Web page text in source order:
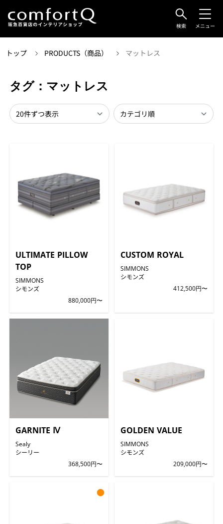
検索 メニュー
トップ PRODUCTS（商品） マットレス
タグ：マットレス
ULTIMATE PILLOW
TOP
SIMMONS
シモンズ
880,000円〜
CUSTOM ROYAL
SIMMONS
シモンズ
412,500円〜
GARNITE Ⅳ
Sealy
シーリー
368,500円〜
GOLDEN VALUE
SIMMONS
シモンズ
209,000円〜
●